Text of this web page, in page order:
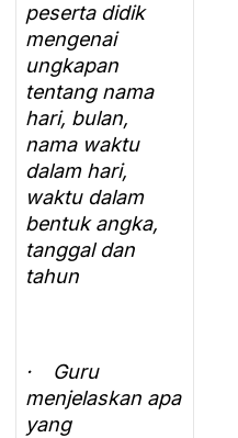
peserta didik
mengenai
ungkapan
tentang nama
hari, bulan,
nama waktu
dalam hari,
waktu dalam
bentuk angka,
tanggal dan
tahun
· Guru
menjelaskan apa
yang